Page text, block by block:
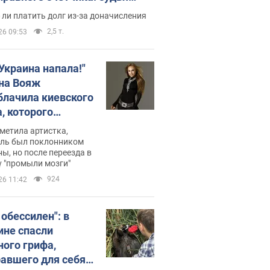
неожиданное решение
платить долг из-за доначисления
09:53 2,5 т.
напала!"
Вояж
киевского
которого
он
не знал,
хочет
украинцев
артистка,
был поклонником
но после переезда в
"промыли мозги"
11:42 924
в
спасли
грифа,
для себя